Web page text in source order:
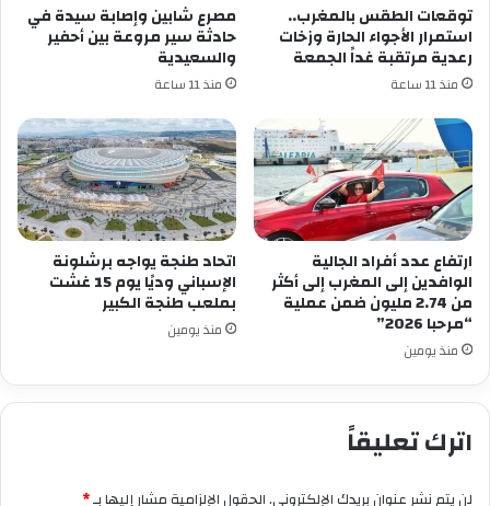
توقعات الطقس بالمغرب..
استمرار الأجواء الحارة وزخات
رعدية مرتقبة غداً الجمعة
منذ 11 ساعة
مصرع شابين وإصابة سيدة في
حادثة سير مروعة بين أحفير
والسعيدية
منذ 11 ساعة
ارتفاع عدد أفراد الجالية
الوافدين إلى المغرب إلى أكثر
من 2.74 مليون ضمن عملية
“مرحبا 2026”
منذ يومين
اتحاد طنجة يواجه برشلونة
الإسباني وديًا يوم 15 غشت
بملعب طنجة الكبير
منذ يومين
اترك تعليقاً
لن يتم نشر عنوان بريدك الإلكتروني.الحقول الإلزامية مشار إليها بـ*